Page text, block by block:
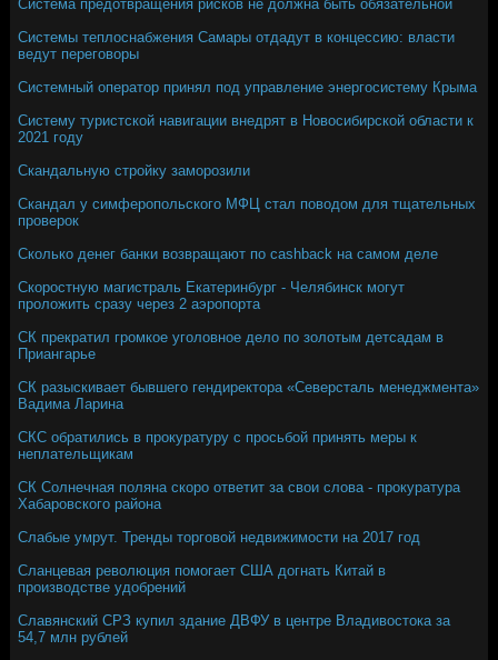
Система предотвращения рисков не должна быть обязательной
Системы теплоснабжения Самары отдадут в концессию: власти
ведут переговоры
Системный оператор принял под управление энергосистему Крыма
Систему туристской навигации внедрят в Новосибирской области к
2021 году
Скандальную стройку заморозили
Скандал у симферопольского МФЦ стал поводом для тщательных
проверок
Сколько денег банки возвращают по cashback на самом деле
Скоростную магистраль Екатеринбург - Челябинск могут
проложить сразу через 2 аэропорта
СК прекратил громкое уголовное дело по золотым детсадам в
Приангарье
СК разыскивает бывшего гендиректора «Северсталь менеджмента»
Вадима Ларина
СКС обратились в прокуратуру с просьбой принять меры к
неплательщикам
СК Солнечная поляна скоро ответит за свои слова - прокуратура
Хабаровского района
Слабые умрут. Тренды торговой недвижимости на 2017 год
Сланцевая революция помогает США догнать Китай в
производстве удобрений
Славянский СРЗ купил здание ДВФУ в центре Владивостока за
54,7 млн рублей